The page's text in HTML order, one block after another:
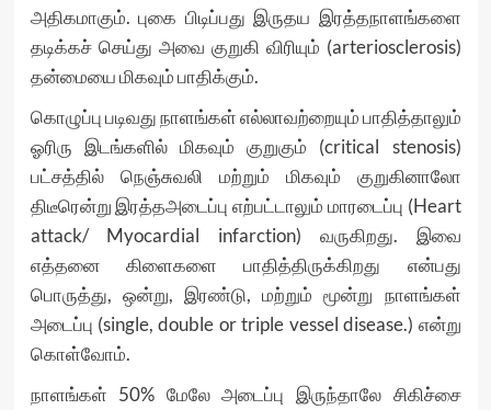
அதிகமாகும். புகை பிடிப்பது இருதய இரத்தநாளங்களை
தடிக்கச் செய்து அவை குறுகி விரியும் (arteriosclerosis)
தன்மையை மிகவும் பாதிக்கும்.
கொழுப்பு படிவது நாளங்கள் எல்லாவற்றையும் பாதித்தாலும்
ஓரிரு இடங்களில் மிகவும் குறுகும் (critical stenosis)
பட்சத்தில் நெஞ்சுவலி மற்றும் மிகவும் குறுகினாலோ
திடீரென்று இரத்தஅடைப்பு எற்பட்டாலும் மாரடைப்பு (Heart
attack/ Myocardial infarction) வருகிறது. இவை
எத்தனை கிளைகளை பாதித்திருக்கிறது என்பது
பொருத்து, ஒன்று, இரண்டு, மற்றும் மூன்று நாளங்கள்
அடைப்பு (single, double or triple vessel disease.) என்று
கொள்வோம்.
நாளங்கள் 50% மேலே அடைப்பு இருந்தாலே சிகிச்சை